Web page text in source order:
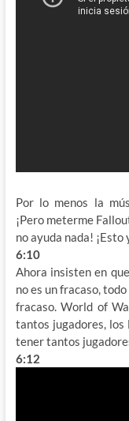
Por lo menos la
¡Pero meterme
no ayuda nada! ¡Esto
6:10
Ahora insisten en
no es un fracaso,
fracaso. World of
tantos jugadores, los
tener tantos
6:12